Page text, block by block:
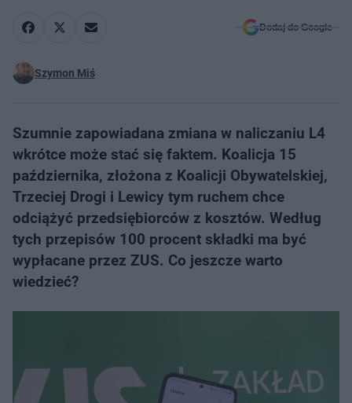
Dodaj do Google
Szymon Miś
Szumnie zapowiadana zmiana w naliczaniu L4
wkrótce może stać się faktem. Koalicja 15
października, złożona z Koalicji Obywatelskiej,
Trzeciej Drogi i Lewicy tym ruchem chce
odciążyć przedsiębiorców z kosztów. Według
tych przepisów 100 procent składki ma być
wypłacane przez ZUS. Co jeszcze warto
wiedzieć?